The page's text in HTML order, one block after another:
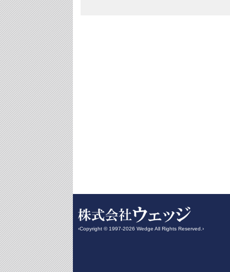
‹Copyright © 1997-2026 Wedge All Rights Reserved.›